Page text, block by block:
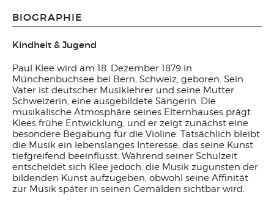
BIOGRAPHIE
Kindheit & Jugend
Paul Klee wird am 18. Dezember 1879 in
Münchenbuchsee bei Bern, Schweiz, geboren. Sein
Vater ist deutscher Musiklehrer und seine Mutter
Schweizerin, eine ausgebildete Sängerin. Die
musikalische Atmosphäre seines Elternhauses prägt
Klees frühe Entwicklung, und er zeigt zunächst eine
besondere Begabung für die Violine. Tatsächlich bleibt
die Musik ein lebenslanges Interesse, das seine Kunst
tiefgreifend beeinflusst. Während seiner Schulzeit
entscheidet sich Klee jedoch, die Musik zugunsten der
bildenden Kunst aufzugeben, obwohl seine Affinität
zur Musik später in seinen Gemälden sichtbar wird.